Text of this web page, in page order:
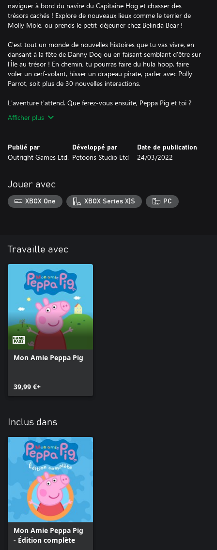
naviguer à bord du navire du Capitaine Hog et chasser des
trésors cachés ! Explore de nouveaux lieux comme le terrier de
Molly Mole, ou prends le petit-déjeuner chez Belinda Bear !
C'est tout un monde de nouvelles histoires que tu vas vivre, en
dansant à la fête de Danny Dog ou en faisant semblant d'être sur
l'Île au trésor ! En chemin, tu pourras faire du hula hoop, faire
voler un cerf-volant, hisser un drapeau pirate, parler avec Polly
Parrot, soit plus de 30 nouvelles interactions.
L'aventure t'attend. Que ferez-vous ensuite, Peppa Pig et toi ?
Afficher plus
Publié par
Outright Games Ltd.
Développé par
Petoons Studio Ltd
Date de publication
24/03/2022
Jouer avec
XBOX One XBOX Series X|S PC
Travaille avec
Mon Amie Peppa Pig
39,99 €+
Inclus dans
Mon Amie Peppa Pig
- Édition complète